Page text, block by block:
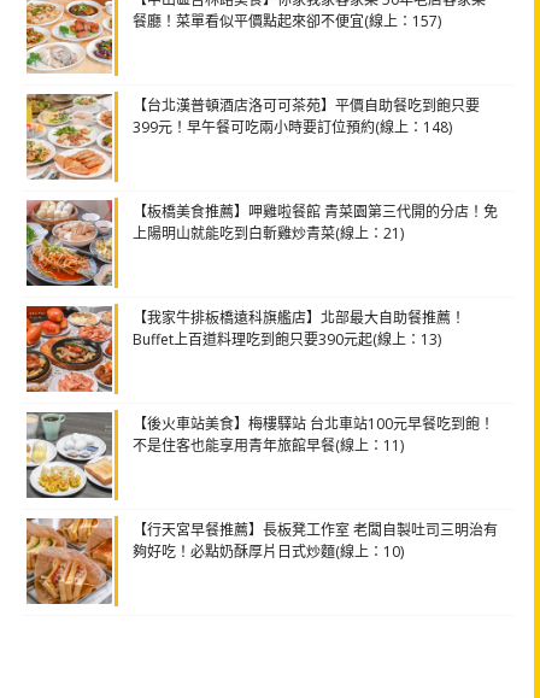
餐廳！菜單看似平價點起來卻不便宜(線上：157)
【台北漢普頓酒店洛可可茶苑】平價自助餐吃到飽只要
399元！早午餐可吃兩小時要訂位預約(線上：148)
【板橋美食推薦】呷雞啦餐館 青菜園第三代開的分店！免
上陽明山就能吃到白斬雞炒青菜(線上：21)
【我家牛排板橋遠科旗艦店】北部最大自助餐推薦！
Buffet上百道料理吃到飽只要390元起(線上：13)
【後火車站美食】梅樓驛站 台北車站100元早餐吃到飽！
不是住客也能享用青年旅館早餐(線上：11)
【行天宮早餐推薦】長板凳工作室 老闆自製吐司三明治有
夠好吃！必點奶酥厚片日式炒麵(線上：10)